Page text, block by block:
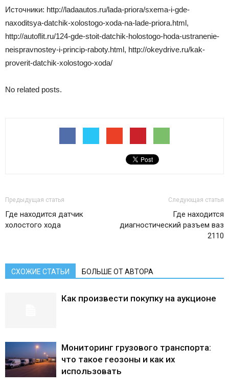
Источники: http://ladaautos.ru/lada-priora/sxema-i-gde-
naxoditsya-datchik-xolostogo-xoda-na-lade-priora.html,
http://autoflit.ru/124-gde-stoit-datchik-holostogo-hoda-ustranenie-
neispravnostey-i-princip-raboty.html, http://okeydrive.ru/kak-
proverit-datchik-xolostogo-xoda/
No related posts.
Предыдущая статья
Где находится датчик
холостого хода
Следующая статья
Где находится
диагностический разъем ваз
2110
СХОЖИЕ СТАТЬИ БОЛЬШЕ ОТ АВТОРА
Как произвести покупку на аукционе
Мониторинг грузового транспорта:
что такое геозоны и как их
использовать